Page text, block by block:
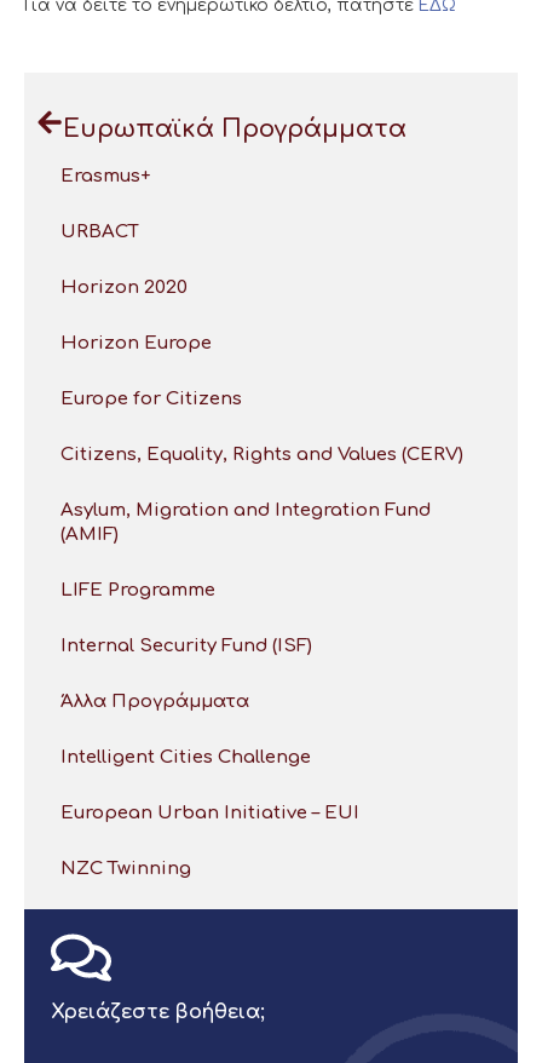
Για να δείτε το ενημερωτικό δελτίο, πατήστε ΕΔΩ
Ευρωπαϊκά Προγράμματα
Erasmus+
URBACT
Horizon 2020
Horizon Europe
Europe for Citizens
Citizens, Equality, Rights and Values (CERV)
Asylum, Migration and Integration Fund
(AMIF)
LIFE Programme
Internal Security Fund (ISF)
Άλλα Προγράμματα
Intelligent Cities Challenge
European Urban Initiative – EUI
NZC Twinning
Χρειάζεστε βοήθεια;